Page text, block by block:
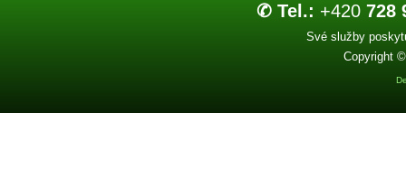
✆ Tel.: +420 728
Své služby
Copyright